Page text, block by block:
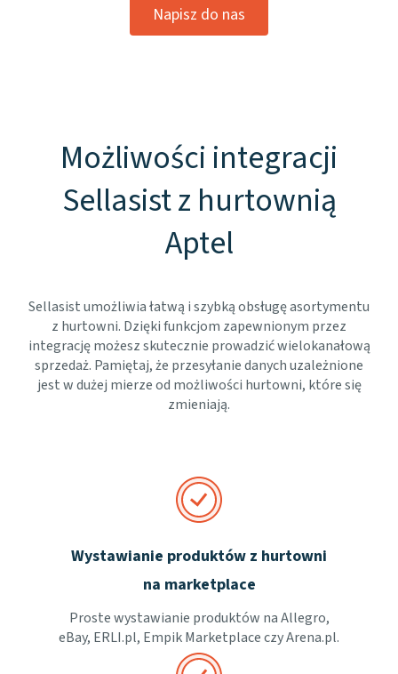
Napisz do nas
Możliwości integracji
Sellasist z hurtownią
Aptel
Sellasist umożliwia łatwą i szybką obsługę asortymentu
z hurtowni. Dzięki funkcjom zapewnionym przez
integrację możesz skutecznie prowadzić wielokanałową
sprzedaż. Pamiętaj, że przesyłanie danych uzależnione
jest w dużej mierze od możliwości hurtowni, które się
zmieniają.
Wystawianie produktów z hurtowni
na marketplace
Proste wystawianie produktów na Allegro,
eBay, ERLI.pl, Empik Marketplace czy Arena.pl.